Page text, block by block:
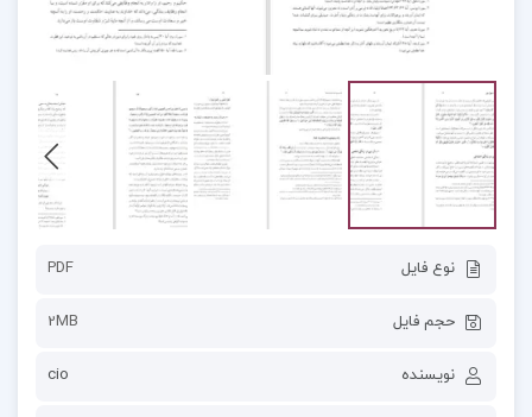
نوع فایل PDF
حجم فایل 2MB
نویسنده cio